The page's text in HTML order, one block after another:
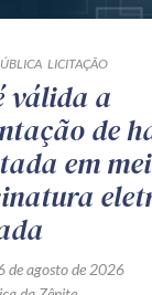
LICITAÇÃO
válida a
de
em
de agosto de 2026